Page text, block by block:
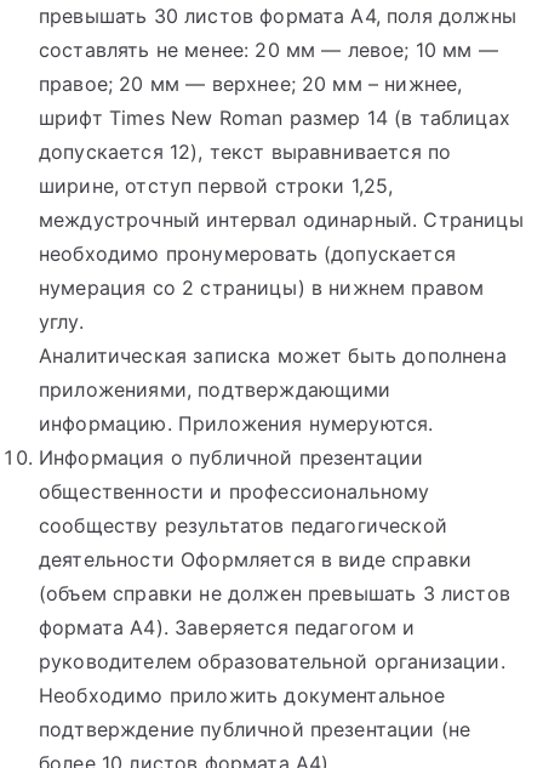
превышать 30 листов формата А4, поля должны
составлять не менее: 20 мм — левое; 10 мм —
правое; 20 мм — верхнее; 20 мм – нижнее,
шрифт Times New Roman размер 14 (в таблицах
допускается 12), текст выравнивается по
ширине, отступ первой строки 1,25,
междустрочный интервал одинарный. Страницы
необходимо пронумеровать (допускается
нумерация со 2 страницы) в нижнем правом
углу.
Аналитическая записка может быть дополнена
приложениями, подтверждающими
информацию. Приложения нумеруются.
Информация о публичной презентации
общественности и профессиональному
сообществу результатов педагогической
деятельности Оформляется в виде справки
(объем справки не должен превышать 3 листов
формата А4). Заверяется педагогом и
руководителем образовательной организации.
Необходимо приложить документальное
подтверждение публичной презентации (не